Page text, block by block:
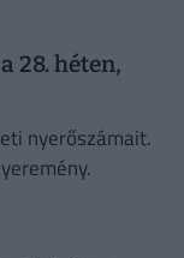
28. héten,
nyerőszámait.